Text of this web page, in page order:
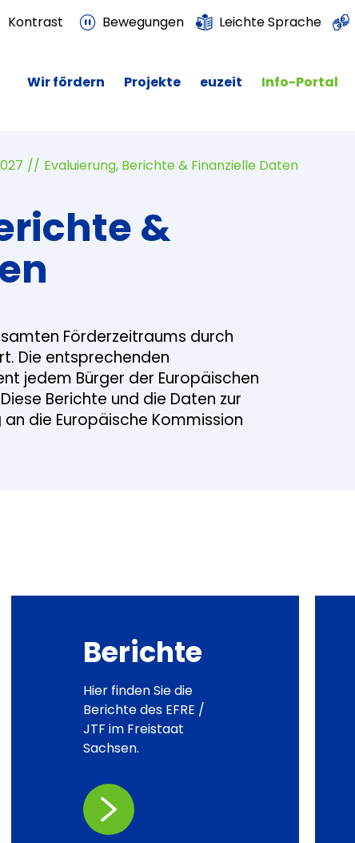
Kontrast Bewegungen Leichte Sprache
Wir fördern Projekte euzeit Info-Portal
Evaluierung, Berichte & Finanzielle Daten
&
Förderzeitraums durch
Die entsprechenden
jedem Bürger der Europäischen
Berichte und die Daten zur
die Europäische Kommission
Berichte
Hier finden Sie die
Berichte des EFRE /
JTF im Freistaat
Sachsen.